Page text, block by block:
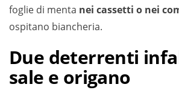
foglie di menta nei cassetti o nei
ospitano biancheria.
Due deterrenti
sale e origano